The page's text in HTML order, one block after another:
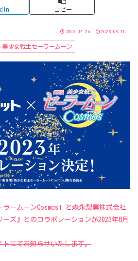
コピー
2023.04.25 2023.08.15
美少女戦士セーラームーン
ームーンCosmos」と森永製菓株式会社
ズ』とのコラボレーションが2023年8月
トにてお知らせいたします。